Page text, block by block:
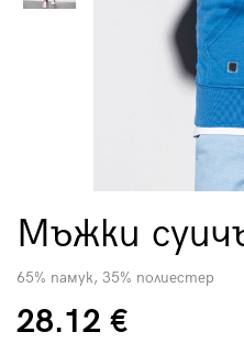
Мъжки
65% памук, 35% полиестер
28.12 €